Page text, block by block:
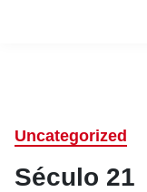
Uncategorized
Século 21